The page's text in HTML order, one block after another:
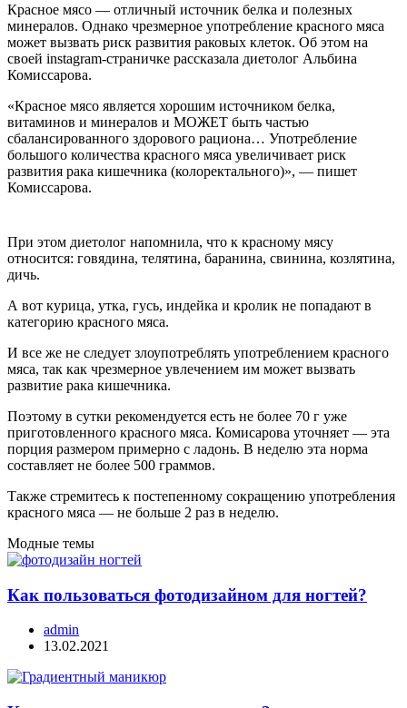
Красное мясо — отличный источник белка и полезных
минералов. Однако чрезмерное употребление красного мяса
может вызвать риск развития раковых клеток. Об этом на
своей instagram-страничке рассказала диетолог Альбина
Комиссарова.
«Красное мясо является хорошим источником белка,
витаминов и минералов и МОЖЕТ быть частью
сбалансированного здорового рациона… Употребление
большого количества красного мяса увеличивает риск
развития рака кишечника (колоректального)», — пишет
Комиссарова.
При этом диетолог напомнила, что к красному мясу
относится: говядина, телятина, баранина, свинина, козлятина,
дичь.
А вот курица, утка, гусь, индейка и кролик не попадают в
категорию красного мяса.
И все же не следует злоупотреблять употреблением красного
мяса, так как чрезмерное увлечением им может вызвать
развитие рака кишечника.
Поэтому в сутки рекомендуется есть не более 70 г уже
приготовленного красного мяса. Комисарова уточняет — эта
порция размером примерно с ладонь. В неделю эта норма
составляет не более 500 граммов.
Также стремитесь к постепенному сокращению употребления
красного мяса — не больше 2 раз в неделю.
Модные темы
Как пользоваться фотодизайном для ногтей?
admin
13.02.2021